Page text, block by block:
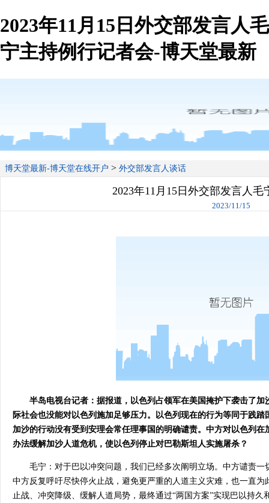
2023年11月15日外交部发言人毛
宁主持例行记者会-博天堂最新
博天堂最新-博天堂在线开户 > 外交部发言人谈话
2023年11月15日外交部发言人
2023/11/15
半岛电视台记者：据报道，以色列占领军在美国掩护下袭击了
际社会也没能对以色列施加足够压力。以色列现在的行为等同于践
加沙的行动没有受到安理会常任理事国的明确谴责。中方对以色列
办法缓解加沙人道危机，使以色列停止对巴勒斯坦人实施屠杀？
毛宁：对于巴以冲突问题，我们已经多次阐明立场。中方谴责
中方反复呼吁尽快停火止战，避免更严重的人道主义灾难，也一直
止战、冲突降级、缓解人道局势，最终通过“两国方案”实现巴以持久